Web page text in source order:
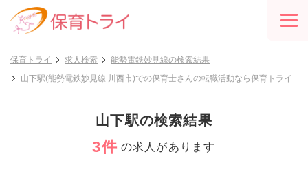
保育トライ 求人検索
能勢電鉄妙見線の検索結果
山下駅(能勢電鉄妙見線 川西市)での保育士さんの転職活動なら保育トライ
山下駅の検索結果
3件 の求人があります